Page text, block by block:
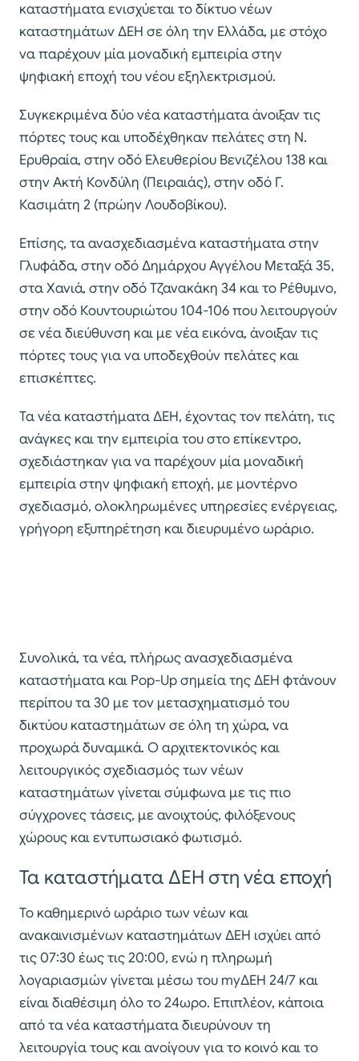
καταστήματα ενισχύεται το δίκτυο νέων
καταστημάτων ΔΕΗ σε όλη την Ελλάδα, με στόχο
να παρέχουν μία μοναδική εμπειρία στην
ψηφιακή εποχή του νέου εξηλεκτρισμού.
Συγκεκριμένα δύο νέα καταστήματα άνοιξαν τις
πόρτες τους και υποδέχθηκαν πελάτες στη Ν.
Ερυθραία, στην οδό Ελευθερίου Βενιζέλου 138 και
στην Ακτή Κονδύλη (Πειραιάς), στην οδό Γ.
Κασιμάτη 2 (πρώην Λουδοβίκου).
Επίσης, τα ανασχεδιασμένα καταστήματα στην
Γλυφάδα, στην οδό Δημάρχου Αγγέλου Μεταξά 35,
στα Χανιά, στην οδό Τζανακάκη 34 και το Ρέθυμνο,
στην οδό Κουντουριώτου 104-106 που λειτουργούν
σε νέα διεύθυνση και με νέα εικόνα, άνοιξαν τις
πόρτες τους για να υποδεχθούν πελάτες και
επισκέπτες.
Τα νέα καταστήματα ΔΕΗ, έχοντας τον πελάτη, τις
ανάγκες και την εμπειρία του στο επίκεντρο,
σχεδιάστηκαν για να παρέχουν μία μοναδική
εμπειρία στην ψηφιακή εποχή, με μοντέρνο
σχεδιασμό, ολοκληρωμένες υπηρεσίες ενέργειας,
γρήγορη εξυπηρέτηση και διευρυμένο ωράριο.
Συνολικά, τα νέα, πλήρως ανασχεδιασμένα
καταστήματα και Pop-Up σημεία της ΔΕΗ φτάνουν
περίπου τα 30 με τον μετασχηματισμό του
δικτύου καταστημάτων σε όλη τη χώρα, να
προχωρά δυναμικά. Ο αρχιτεκτονικός και
λειτουργικός σχεδιασμός των νέων
καταστημάτων γίνεται σύμφωνα με τις πιο
σύγχρονες τάσεις, με ανοιχτούς, φιλόξενους
χώρους και εντυπωσιακό φωτισμό.
Τα καταστήματα ΔΕΗ στη νέα εποχή
Το καθημερινό ωράριο των νέων και
ανακαινισμένων καταστημάτων ΔΕΗ ισχύει από
τις 07:30 έως τις 20:00, ενώ η πληρωμή
λογαριασμών γίνεται μέσω του myΔΕΗ 24/7 και
είναι διαθέσιμη όλο το 24ωρο. Επιπλέον, κάποια
από τα νέα καταστήματα διευρύνουν τη
λειτουργία τους και ανοίγουν για το κοινό και το